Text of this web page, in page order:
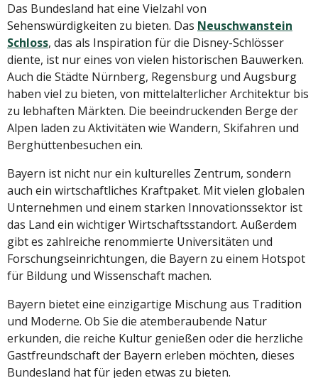
Das Bundesland hat eine Vielzahl von
Sehenswürdigkeiten zu bieten. Das Neuschwanstein
Schloss, das als Inspiration für die Disney-Schlösser
diente, ist nur eines von vielen historischen Bauwerken.
Auch die Städte Nürnberg, Regensburg und Augsburg
haben viel zu bieten, von mittelalterlicher Architektur bis
zu lebhaften Märkten. Die beeindruckenden Berge der
Alpen laden zu Aktivitäten wie Wandern, Skifahren und
Berghüttenbesuchen ein.
Bayern ist nicht nur ein kulturelles Zentrum, sondern
auch ein wirtschaftliches Kraftpaket. Mit vielen globalen
Unternehmen und einem starken Innovationssektor ist
das Land ein wichtiger Wirtschaftsstandort. Außerdem
gibt es zahlreiche renommierte Universitäten und
Forschungseinrichtungen, die Bayern zu einem Hotspot
für Bildung und Wissenschaft machen.
Bayern bietet eine einzigartige Mischung aus Tradition
und Moderne. Ob Sie die atemberaubende Natur
erkunden, die reiche Kultur genießen oder die herzliche
Gastfreundschaft der Bayern erleben möchten, dieses
Bundesland hat für jeden etwas zu bieten.